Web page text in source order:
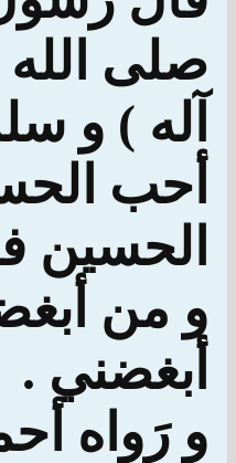
صلى الله
آله ) و
أحب
الحسين
و من
أبغضني .
و رَواه